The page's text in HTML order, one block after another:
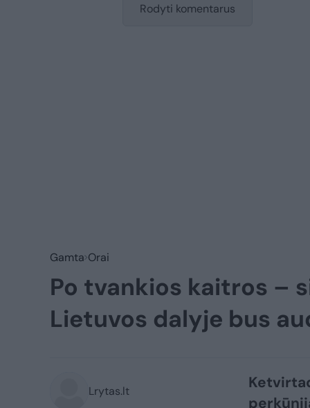
Rodyti komentarus
Gamta Orai
Po tvankios kaitros –
Lietuvos dalyje bus
Lrytas.lt